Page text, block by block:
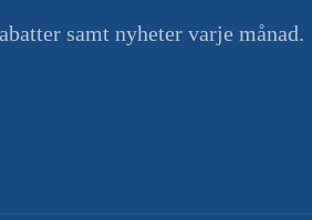
samt nyheter varje månad.